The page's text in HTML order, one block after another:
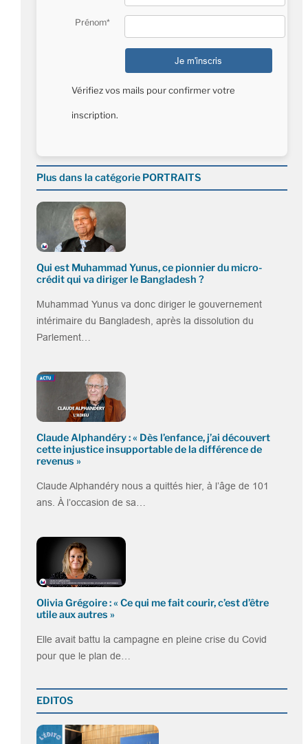
Prénom*
Vérifiez vos mails pour confirmer votre
inscription.
Plus dans la catégorie PORTRAITS
Qui est Muhammad Yunus, ce pionnier du micro-
crédit qui va diriger le Bangladesh ?
Muhammad Yunus va donc diriger le gouvernement
intérimaire du Bangladesh, après la dissolution du
Parlement…
Claude Alphandéry : « Dès l’enfance, j’ai découvert
cette injustice insupportable de la différence de
revenus »
Claude Alphandéry nous a quittés hier, à l’âge de 101
ans. À l’occasion de sa…
Olivia Grégoire : « Ce qui me fait courir, c’est d’être
utile aux autres »
Elle avait battu la campagne en pleine crise du Covid
pour que le plan de…
EDITOS